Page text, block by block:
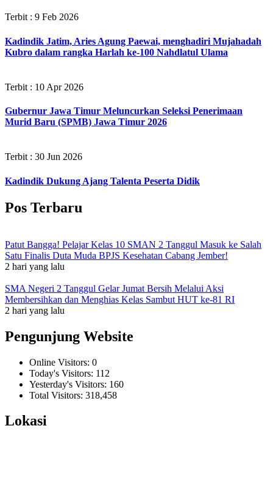
Terbit : 9 Feb 2026
Kadindik Jatim, Aries Agung Paewai, menghadiri Mujahadah
Kubro dalam rangka Harlah ke-100 Nahdlatul Ulama
Terbit : 10 Apr 2026
Gubernur Jawa Timur Meluncurkan Seleksi Penerimaan
Murid Baru (SPMB) Jawa Timur 2026
Terbit : 30 Jun 2026
Kadindik Dukung Ajang Talenta Peserta Didik
Pos Terbaru
Patut Bangga! Pelajar Kelas 10 SMAN 2 Tanggul Masuk ke Salah
Satu Finalis Duta Muda BPJS Kesehatan Cabang Jember!
2 hari yang lalu
SMA Negeri 2 Tanggul Gelar Jumat Bersih Melalui Aksi
Membersihkan dan Menghias Kelas Sambut HUT ke-81 RI
2 hari yang lalu
Pengunjung Website
Online Visitors: 0
Today's Visitors: 112
Yesterday's Visitors: 160
Total Visitors: 318,458
Lokasi